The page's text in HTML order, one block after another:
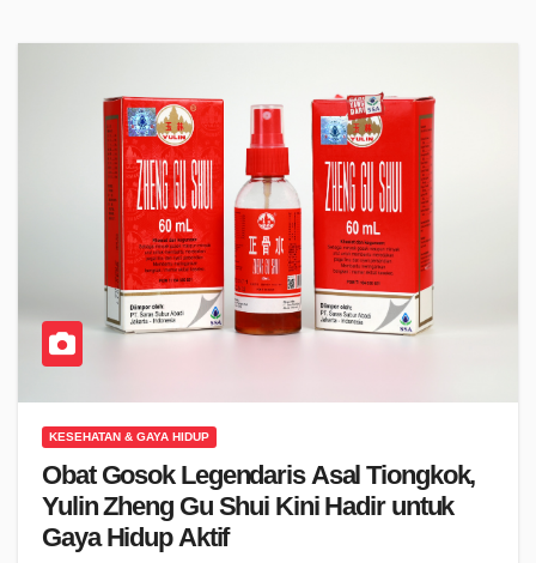
KESEHATAN & GAYA HIDUP
Obat Gosok Legendaris Asal Tiongkok,
Yulin Zheng Gu Shui Kini Hadir untuk
Gaya Hidup Aktif